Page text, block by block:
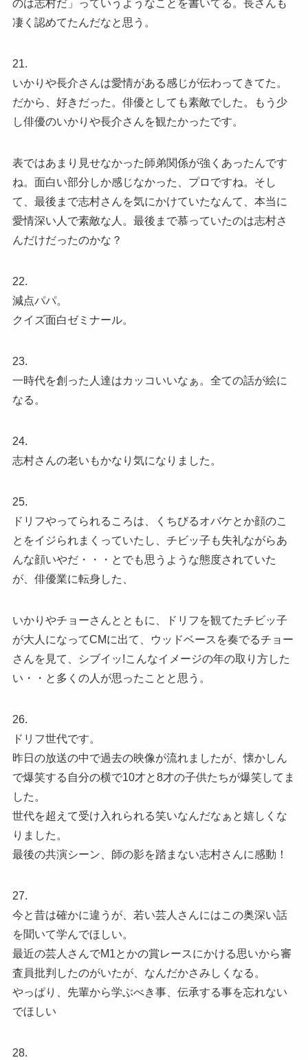
のは志村だ」っていうようなことを書いてる。長さんも
凄く認めてたんだなと思う。
21.
いかりや長介さんは愛情がある感じが伝わってきてた。
だから、好きだった。俳優としても素敵でした。もう少
し俳優のいかりや長介さんを観たかったです。
表ではあまり見せなかった師弟関係が強くあったんです
ね。面白い部分しか感じなかった、プロですね。そし
て、最後まで志村さんを気にかけていたなんて、本当に
愛情深い人で素敵な人。最後まで慕っていたのは志村さ
んだけだったのかな？
22.
減点パパ。
クイズ面白ゼミナール。
23.
一時代を創った人達はカッコいいなぁ。全ての話が絵に
なる。
24.
志村さんの老いもかなり気になりました。
25.
ドリフやってられるころは、くちびるオバケとか顔のこ
とをイジられまくっていたし、チビッ子も失礼ながらあ
んな顔いやだ・・・とでも思うような態度されていた
が、俳優業に転身した、
いかりやチョーさんとともに、ドリフを観てたチビッ子
が大人になってCMに出て、ウッドベースを奏でるチョー
さんを見て、シブイッ!こんなイメージの年の取り方した
い・・と多くの人が思ったことと思う。
26.
ドリフ世代です。
昨日の放送の中で過去の映像が流れましたが、懐かしん
で爆笑する自分の横で10才と8才の子供たちが爆笑してま
した。
世代を超えて受け入れられる笑いなんだなぁと嬉しくな
りました。
最後の共演シーン、師の影を踏まない志村さんに感動！
27.
今と昔は確かに違うが、若い芸人さんにはこの奥深い話
を聞いて学んでほしい。
最近の芸人さんでM1とかの賞レースにかける思いから審
査員批判したのがいたが、なんだかさみしくなる。
やっぱり、先輩から学ぶべき事、伝承する事を忘れない
でほしい
28.